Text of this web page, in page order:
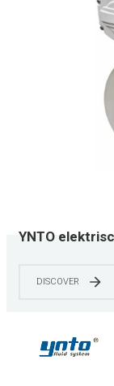
YNTO
DISCOVER